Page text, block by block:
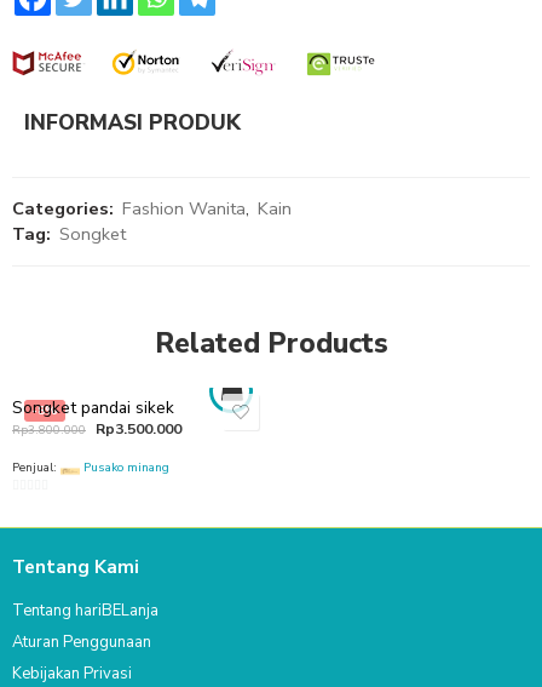
INFORMASI PRODUK
Categories: Fashion Wanita, Kain
Tag: Songket
Related Products
-8%
Songket pandai sikek
Rp3.800.000 Rp3.500.000
Penjual: Pusako minang
5Tentang Kami
Tentang hariBELanja
Aturan Penggunaan
Kebijakan Privasi